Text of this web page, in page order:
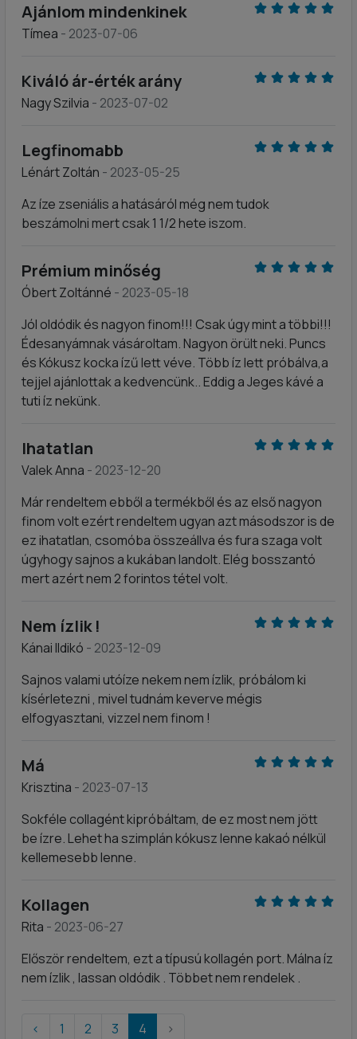
Ajánlom mindenkinek
Tímea - 2023-07-06
Kiváló ár-érték arány
Nagy Szilvia - 2023-07-02
Legfinomabb
Lénárt Zoltán - 2023-05-25
Az íze zseniális a hatásáról még nem tudok
beszámolni mert csak 1 1/2 hete iszom.
Prémium minőség
Óbert Zoltánné - 2023-05-18
Jól oldódik és nagyon finom!!! Csak úgy mint a többi!!!
Édesanyámnak vásároltam. Nagyon örült neki. Puncs
és Kókusz kocka ízű lett véve. Több íz lett próbálva,a
tejjel ajánlottak a kedvencünk.. Eddig a Jeges kávé a
tuti íz nekünk.
Ihatatlan
Valek Anna - 2023-12-20
Már rendeltem ebből a termékből és az első nagyon
finom volt ezért rendeltem ugyan azt másodszor is de
ez ihatatlan, csomóba összeállva és fura szaga volt
úgyhogy sajnos a kukában landolt. Elég bosszantó
mert azért nem 2 forintos tétel volt.
Nem ízlik !
Kánai Ildikó - 2023-12-09
Sajnos valami utóíze nekem nem ízlik, próbálom ki
kísérletezni , mivel tudnám keverve mégis
elfogyasztani, vizzel nem finom !
Má
Krisztina - 2023-07-13
Sokféle collagént kipróbáltam, de ez most nem jött
be ízre. Lehet ha szimplán kókusz lenne kakaó nélkül
kellemesebb lenne.
Kollagen
Rita - 2023-06-27
Először rendeltem, ezt a típusú kollagén port. Málna íz
nem ízlik , lassan oldódik . Többet nem rendelek .
‹ 1 2 3 4 ›